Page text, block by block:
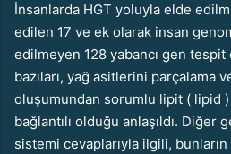
İnsanlarda HGT yoluyla elde
edilen 17 ve ek olarak insan
edilmeyen 128 yabancı gen
bazıları, yağ asitlerini parçalama
oluşumundan sorumlu lipit ( lipid )
bağlantılı olduğu anlaşıldı. Diğer
sistemi cevaplarıyla ilgili, bunların